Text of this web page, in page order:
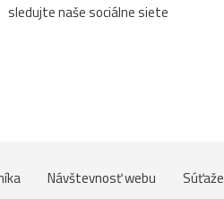
sledujte naše sociálne siete
Návštevnosť webu Súťaže